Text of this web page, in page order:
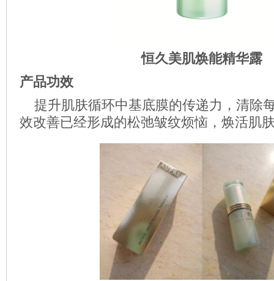
恒久美肌焕能精华露
产品功效
提升肌肤循环中基底膜的传递力，清除
效改善已经形成的松弛皱纹烦恼，焕活肌